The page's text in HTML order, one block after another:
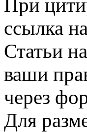
При
ссылка
Статьи
ваши
через
Для